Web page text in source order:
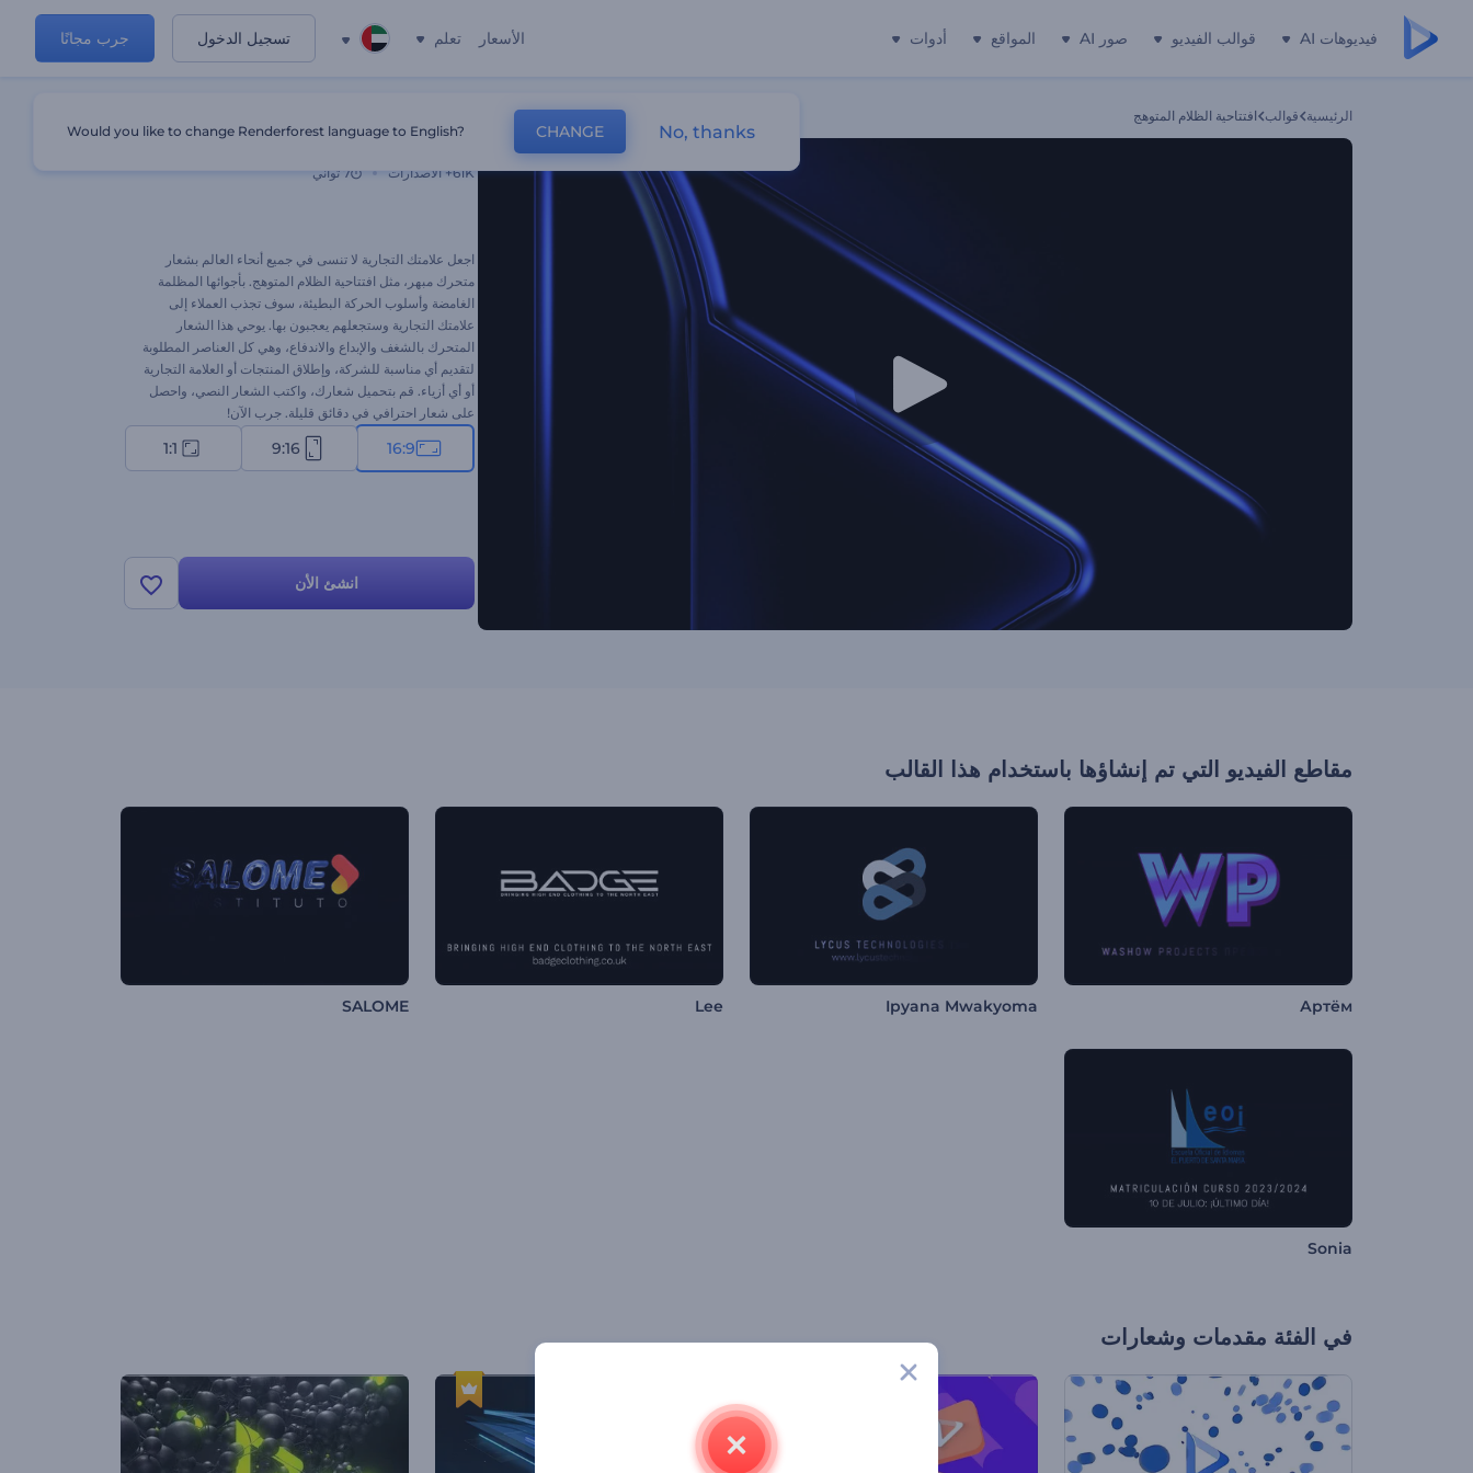
فيديوهات AI قوالب الفيديو صور AI المواقع أدوات الأسعار تعلم تسجيل الدخول جرب مجانًا
الرئيسية قوالب افتتاحية الظلام المتوهج
61K+ الاصدارات 7 ثواني
اجعل علامتك التجارية لا تنسى في جميع أنحاء العالم بشعار
متحرك مبهر، مثل افتتاحية الظلام المتوهج. بأجوائها المظلمة
الغامضة وأسلوب الحركة البطيئة، سوف تجذب العملاء إلى
علامتك التجارية وستجعلهم يعجبون بها. يوحي هذا الشعار
المتحرك بالشغف والإبداع والاندفاع، وهي كل العناصر المطلوبة
لتقديم أي مناسبة للشركة، وإطلاق المنتجات أو العلامة التجارية
أو أي أزياء. قم بتحميل شعارك، واكتب الشعار النصي، واحصل
على شعار احترافي في دقائق قليلة. جرب الآن!
16:9
9:16
1:1
انشئ الأن
مقاطع الفيديو التي تم إنشاؤها باستخدام هذا القالب
Артём
Ipyana Mwakyoma
Lee
SALOME
Sonia
في الفئة مقدمات وشعارات
Would you like to change Renderforest language to English? CHANGE No, thanks